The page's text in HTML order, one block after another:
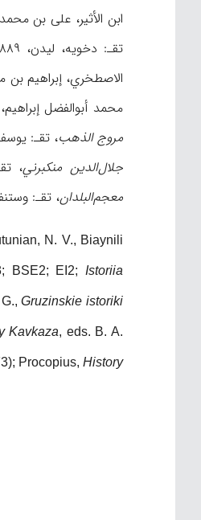
ابن الأثیر، علی بن
تقـ: دخویه، لیدن، ۱۸۸۹م؛ ابن رسته، أحمد بن عمر،
الاصطخري، إبراهیم بن
محمد أبوالفضل إبراهیم، القاهرة، ۱۹۶۰-۱۹۶۸م، فصیح
مروج الذهب، تقـ: یوسف أسعد داغر،
جلال‌الدین منکبرني، تقـ:
معجم‌البلدان، تقـ: وستنفلد،
N. V., Biaynili
BSE2; EI2; Istoriia
G.,Gruzinskie istoriki
Kavkaza, eds. B. A.
Procopius, History